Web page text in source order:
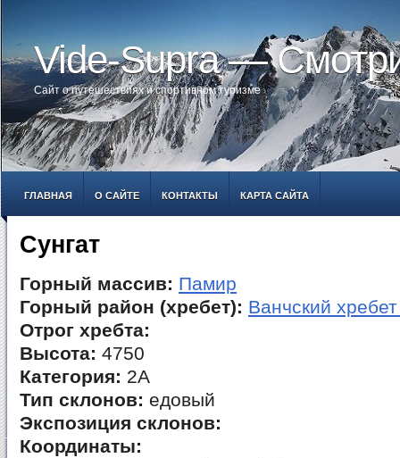
Vide-Supra —
Сайт о путешествиях и спортивном туризме
ГЛАВНАЯ О САЙТЕ КОНТАКТЫ КАРТА САЙТА
Сунгат
Горный массив: Памир
Горный район (хребет): Ванчский
Отрог хребта:
Высота: 4750
Категория: 2А
Тип склонов: едовый
Экспозиция склонов:
Координаты: